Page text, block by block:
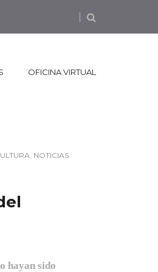
OFICINA VIRTUAL
, NOTICIAS
hayan sido